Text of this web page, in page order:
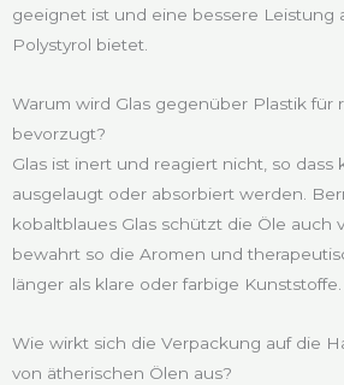
geeignet ist und eine bessere Leistung
Polystyrol bietet.
Warum wird Glas gegenüber Plastik für
bevorzugt?
Glas ist inert und reagiert nicht, so dass
ausgelaugt oder absorbiert werden.
kobaltblaues Glas schützt die Öle auch
bewahrt so die Aromen und
länger als klare oder farbige Kunststoffe.
Wie wirkt sich die Verpackung auf die
von ätherischen Ölen aus?